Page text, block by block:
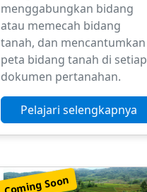
menggabungkan bidang
atau memecah bidang
tanah, dan mencantumkan
peta bidang tanah di setiap
dokumen pertanahan.
Pelajari selengkapnya
Coming Soon